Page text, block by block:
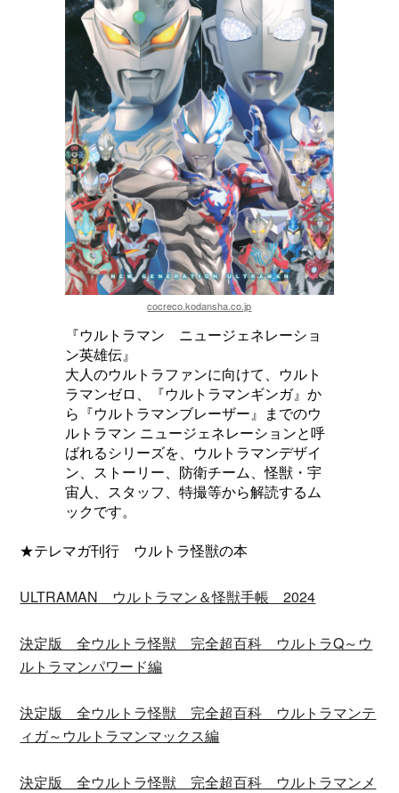
cocreco.kodansha.co.jp
『ウルトラマン ニュージェネレーショ
ン英雄伝』
大人のウルトラファンに向けて、ウルト
ラマンゼロ、『ウルトラマンギンガ』か
ら『ウルトラマンブレーザー』までのウ
ルトラマン ニュージェネレーションと呼
ばれるシリーズを、ウルトラマンデザイ
ン、ストーリー、防衛チーム、怪獣・宇
宙人、スタッフ、特撮等から解読するム
ックです。
★テレマガ刊行 ウルトラ怪獣の本
ULTRAMAN ウルトラマン＆怪獣手帳 2024
決定版 全ウルトラ怪獣 完全超百科 ウルトラQ～ウ
ルトラマンパワード編
決定版 全ウルトラ怪獣 完全超百科 ウルトラマンテ
ィガ～ウルトラマンマックス編
決定版 全ウルトラ怪獣 完全超百科 ウルトラマンメ